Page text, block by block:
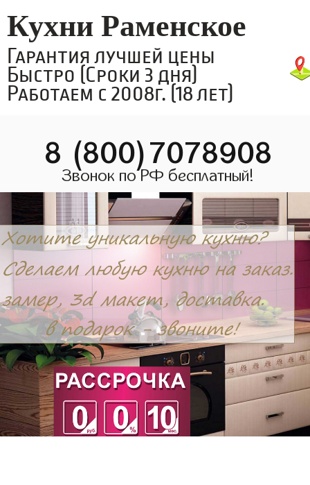
Кухни Раменское
Гарантия лучшей цены
Быстро (Сроки 3 дня)
Работаем с 2008г. (18 лет)
8 (800)7078908
Звонок по РФ бесплатный!